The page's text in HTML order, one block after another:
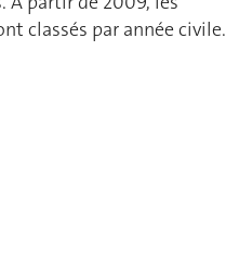
classés par année civile.